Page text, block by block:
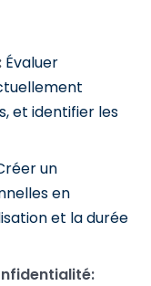
Évaluer
et identifier les
un
en
et la durée